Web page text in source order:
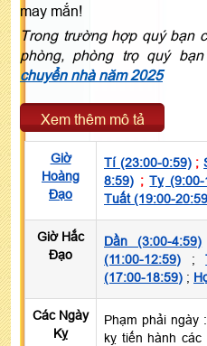
may mắn!
Trong trường hợp quý bạn
phòng, phòng trọ quý
chuyển nhà năm 2025
Xem thêm mô tả
Giờ
Hoàng
Đạo
Tí (23:00-0:59);
8:59) ;Tỵ (9:00-
Tuất (19:00-
Giờ Hắc
Đạo
Dần (3:00-4:59)
(11:00-12:59) ;
(17:00-18:59) ;
Các Ngày
Kỵ
Phạm phải ngày :
kỵ tiến hành các